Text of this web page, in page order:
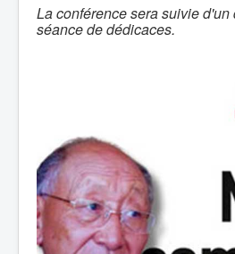
La conférence sera suivie d'un
séance de dédicaces.